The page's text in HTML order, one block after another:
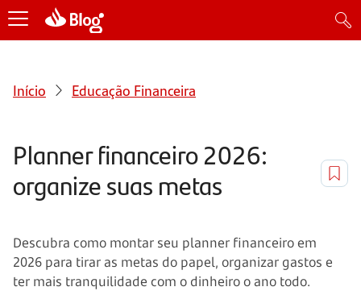
Início Educação Financeira
Planner financeiro 2026:
organize suas metas
Descubra como montar seu planner financeiro em
2026 para tirar as metas do papel, organizar gastos e
ter mais tranquilidade com o dinheiro o ano todo.